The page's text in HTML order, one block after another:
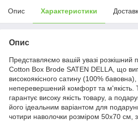
Опис Характеристики
Опис
Представляємо вашій увазі розкішний
Cotton Box Brode SATEN DELLA, що
високоякісного сатину (100%
неперевершений комфорт та м'якість.
гарантує високу якість товару, а
його ідеальним варіантом для
чотири наволочки розміром 50х70 см,